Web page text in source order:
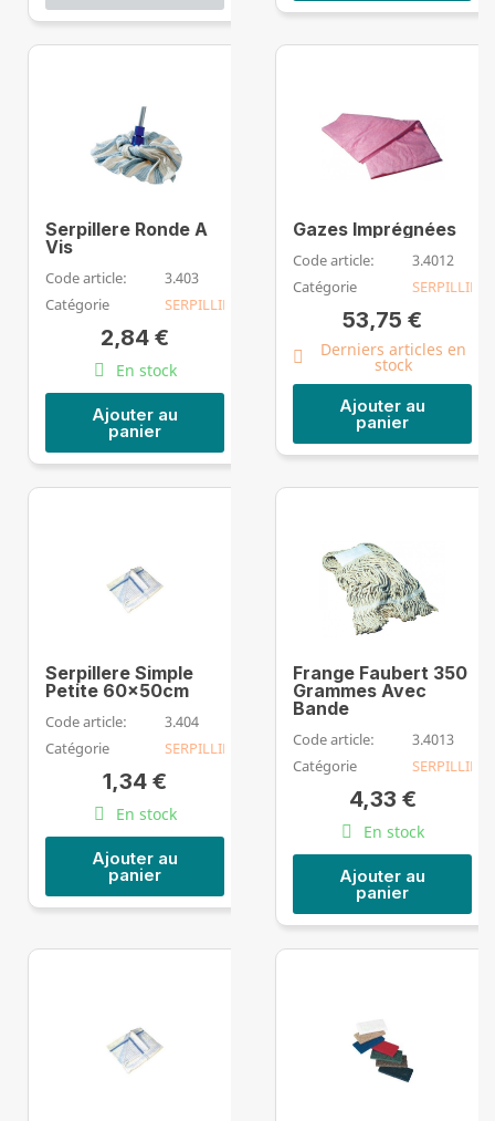
Serpillere Ronde A
Vis
Code article:
3.403
Catégorie
SERPILLIERE
2,84 €
En stock
Ajouter au
panier
Gazes Imprégnées
Code article:
3.4012
Catégorie
SERPILLIERE
53,75 €
Derniers articles en
stock
Ajouter au
panier
Serpillere Simple
Petite 60x50cm
Code article:
3.404
Catégorie
SERPILLIERE
1,34 €
En stock
Ajouter au
panier
Frange Faubert 350
Grammes Avec
Bande
Code article:
3.4013
Catégorie
SERPILLIERE
4,33 €
En stock
Ajouter au
panier